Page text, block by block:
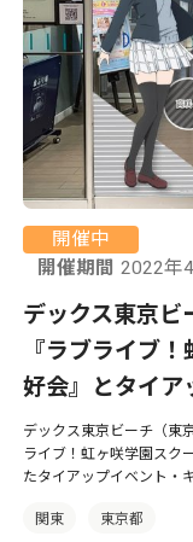
開催中
開催期間 2022年
デックス東京ビ
『ラブライブ
好会』とタイア
デックス東京ビーチ（東
ライブ！虹ヶ咲学園スク
たタイアップイベント・
関東 東京都